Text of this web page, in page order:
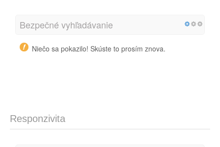
Bezpečné vyhľadávanie
Niečo sa pokazilo! Skúste to prosím znova.
Responzivita